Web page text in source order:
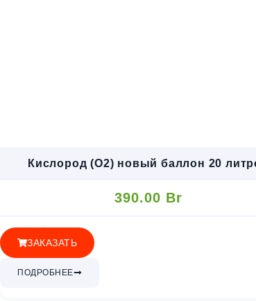
Кислород (O2) новый баллон 20
390.00 Br
ЗАКАЗАТЬ
ПОДРОБНЕЕ